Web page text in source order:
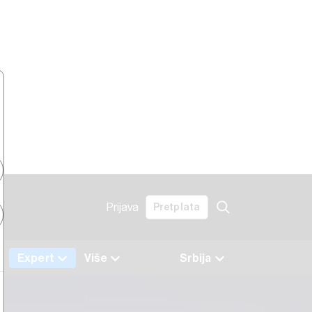
Prijava Pretplata
Srbija
Expert Više